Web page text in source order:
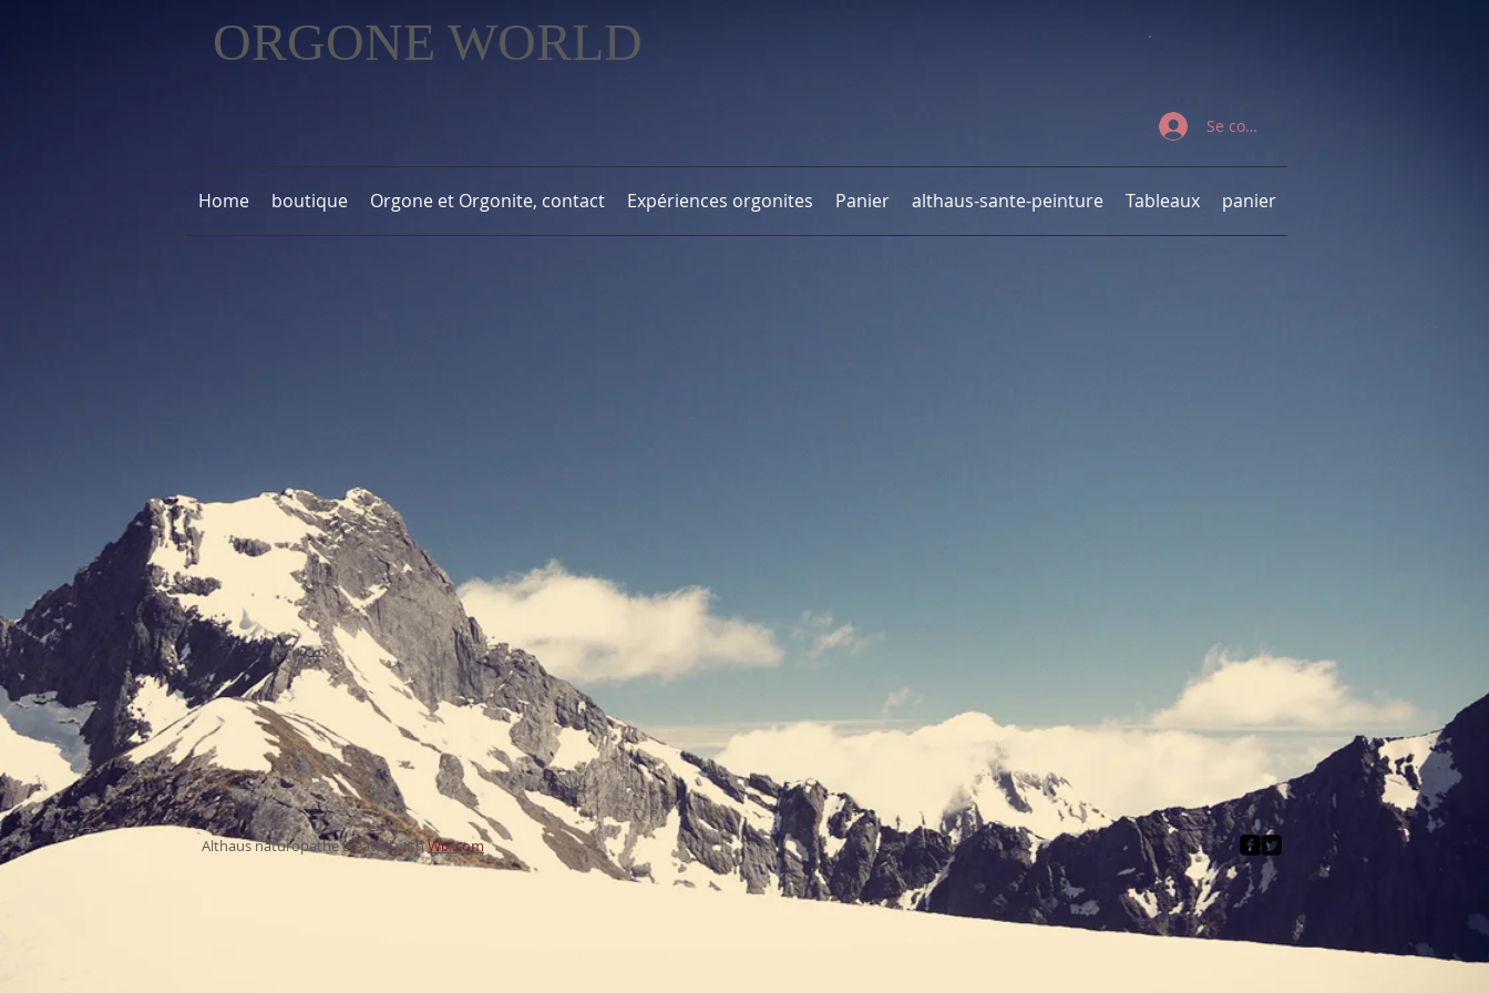
ORGONE WORLD
Se connecter
Home boutique Orgone et Orgonite, contact Expériences orgonites Panier althaus-sante-peinture Tableaux panier
Althaus naturopathe created withWix.com